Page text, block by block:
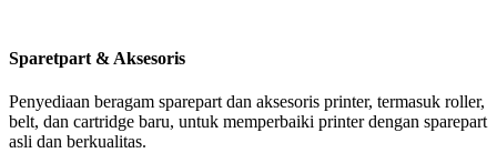
Sparetpart & Aksesoris
Penyediaan beragam sparepart dan aksesoris printer, termasuk roller,
belt, dan cartridge baru, untuk memperbaiki printer dengan sparepart
asli dan berkualitas.